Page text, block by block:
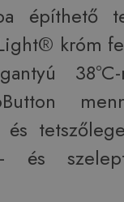
építhető
króm
és